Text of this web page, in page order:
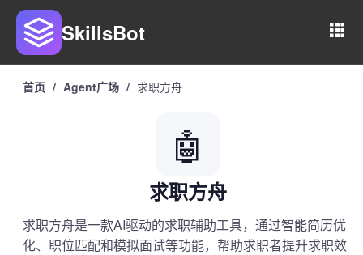
SkillsBot
首页 / Agent广场 / 求职方舟
🤖
求职方舟
求职方舟是一款AI驱动的求职辅助工具，通过智能简历优
化、职位匹配和模拟面试等功能，帮助求职者提升求职效